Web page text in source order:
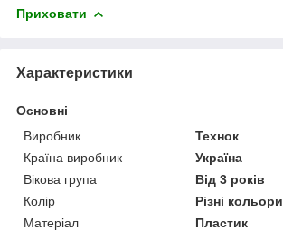
Приховати
Характеристики
Основні
Виробник
Технок
Країна виробник
Україна
Вікова група
Від 3 років
Колір
Різні кольори
Матеріал
Пластик